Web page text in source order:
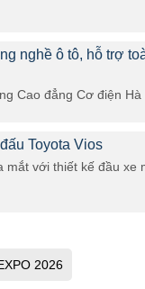
nghề ô tô, hỗ trợ
Cao đẳng Cơ điện
Toyota Vios
với thiết kế đầu xe
2026